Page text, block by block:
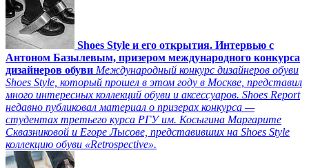
Shoes Style и его открытия. Интервью с
Антоном Базылевым, призером международного конкурса
дизайнеров обуви Международный конкурс дизайнеров обуви
Shoes Style, который прошел в этом году в Москве, представил
много интересных коллекций обуви и аксессуаров. Shoes Report
недавно публиковал материал о призерах конкурса —
студентах третьего курса РГУ им. Косыгина Маргарите
Сквазниковой и Егоре Лысове, представивших на Shoes Style
коллекцию обуви «Retrospective».